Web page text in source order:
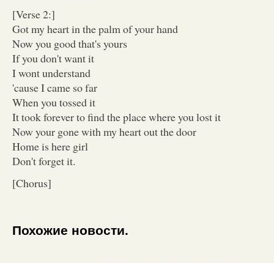
[Verse 2:]
Got my heart in the palm of your hand
Now you good that's yours
If you don't want it
I wont understand
'cause I came so far
When you tossed it
It took forever to find the place where you lost it
Now your gone with my heart out the door
Home is here girl
Don't forget it.
[Chorus]
Похожие новости.